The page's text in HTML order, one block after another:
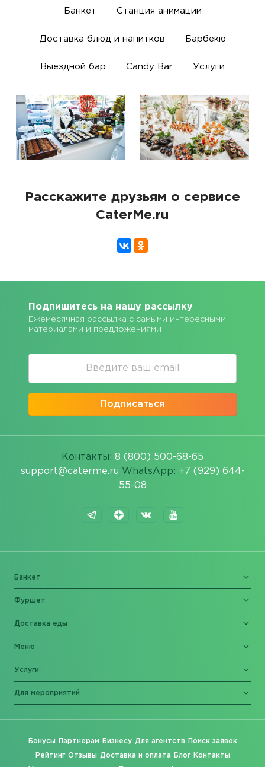
Банкет Станция анимации
Доставка блюд и напитков Барбекю
Выездной бар Candy Bar Услуги
Расскажите друзьям о сервисе
CaterMe.ru
Подпишитесь на нашу рассылку
Ежемесячная рассылка с самыми интересными
материалами и предложениями
Подписаться
Контакты: 8 (800) 500-68-65
support@caterme.ru WhatsApp: +7 (929) 644-
55-08
Банкет
Фуршет
Доставка еды
Меню
Услуги
Для мероприятий
Бонусы Партнерам Бизнесу Для агентств Поиск заявок
Рейтинг Отзывы Доставка и оплата Блог Контакты